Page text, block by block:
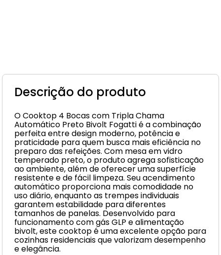
Descrição do produto
O Cooktop 4 Bocas com Tripla Chama
Automático Preto Bivolt Fogatti é a combinação
perfeita entre design moderno, potência e
praticidade para quem busca mais eficiência no
preparo das refeições. Com mesa em vidro
temperado preto, o produto agrega sofisticação
ao ambiente, além de oferecer uma superfície
resistente e de fácil limpeza. Seu acendimento
automático proporciona mais comodidade no
uso diário, enquanto as trempes individuais
garantem estabilidade para diferentes
tamanhos de panelas. Desenvolvido para
funcionamento com gás GLP e alimentação
bivolt, este cooktop é uma excelente opção para
cozinhas residenciais que valorizam desempenho
e elegância.